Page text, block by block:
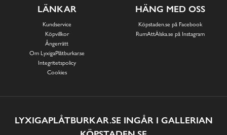
LÄNKAR
Kundservice
Köpvillkor
Ångerrätt
Om LyxigaPlåtburkar.se
Integritetspolicy
Cookies
HÄNG MED OSS
Köpstaden.se på Facebook
RumAttÄlska.se på Instagram
LYXIGAPLÅTBURKAR.SE INGÅR I GALLERIAN